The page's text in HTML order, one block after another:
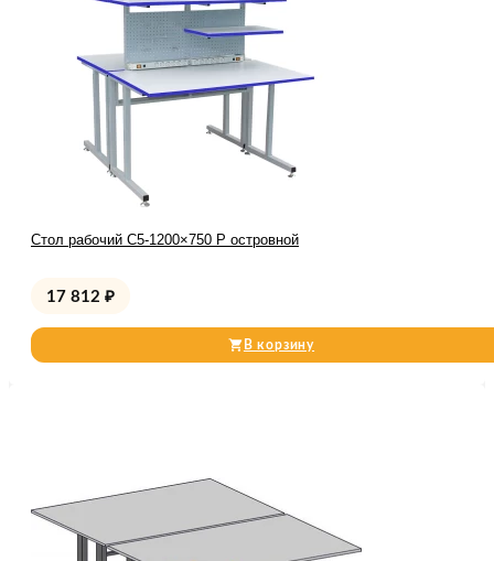
Стол рабочий С5-1200×750 Р островной
17 812 ₽
В корзину